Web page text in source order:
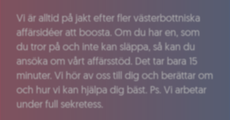
Vi är alltid på jakt efter fler västerbottniska
affärsidéer att boosta. Om du har en, som
du tror på och inte kan släppa, så kan du
ansöka om vårt affärsstöd. Det tar bara 15
minuter. Vi hör av oss till dig och berättar om
och hur vi kan hjälpa dig bäst. Ps. Vi arbetar
under full sekretess.